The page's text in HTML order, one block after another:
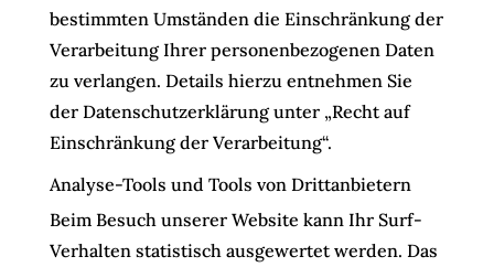
bestimmten Umständen die Einschränkung der
Verarbeitung Ihrer personenbezogenen Daten
zu verlangen. Details hierzu entnehmen Sie
der Datenschutzerklärung unter „Recht auf
Einschränkung der Verarbeitung“.
Analyse-Tools und Tools von Drittanbietern
Beim Besuch unserer Website kann Ihr Surf-
Verhalten statistisch ausgewertet werden. Das